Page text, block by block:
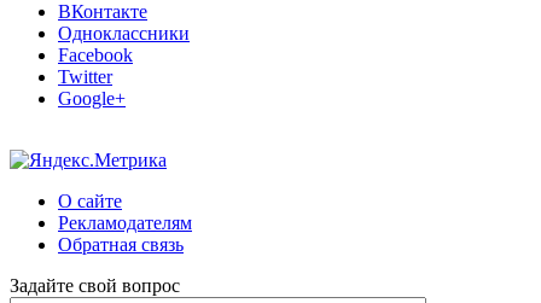
ВКонтакте
Одноклассники
Facebook
Twitter
Google+
О сайте
Рекламодателям
Обратная связь
Задайте свой вопрос